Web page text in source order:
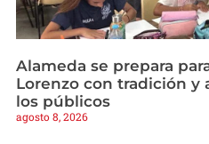
Alameda se prepara
Lorenzo con tradición y
los públicos
agosto 8, 2026